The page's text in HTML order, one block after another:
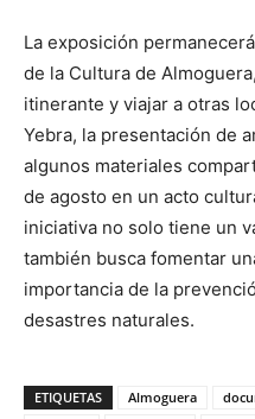
La exposición
de la Cultura de
itinerante y viajar a otras
Yebra, la presentación de
algunos materiales
de agosto en un acto
iniciativa no solo tiene un
también busca fomentar
importancia de la
desastres naturales.
ETIQUETAS Almoguera